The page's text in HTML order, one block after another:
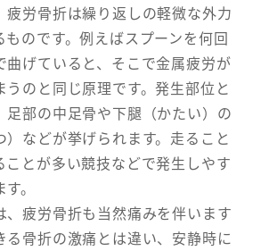
疲労骨折は繰り返しの軽微な外力
ものです。例えばスプーンを何回
曲げていると、そこで金属疲労が
うのと同じ原理です。発生部位と
足部の中足骨や下腿（かたい）の
）などが挙げられます。走ること
ことが多い競技などで発生しやす
。
疲労骨折も当然痛みを伴います
る骨折の激痛とは違い、安静時に